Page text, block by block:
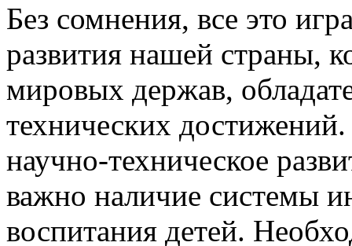
Без сомнения, все это
развития нашей страны,
мировых держав,
технических
научно-техническое
важно наличие системы
воспитания детей.